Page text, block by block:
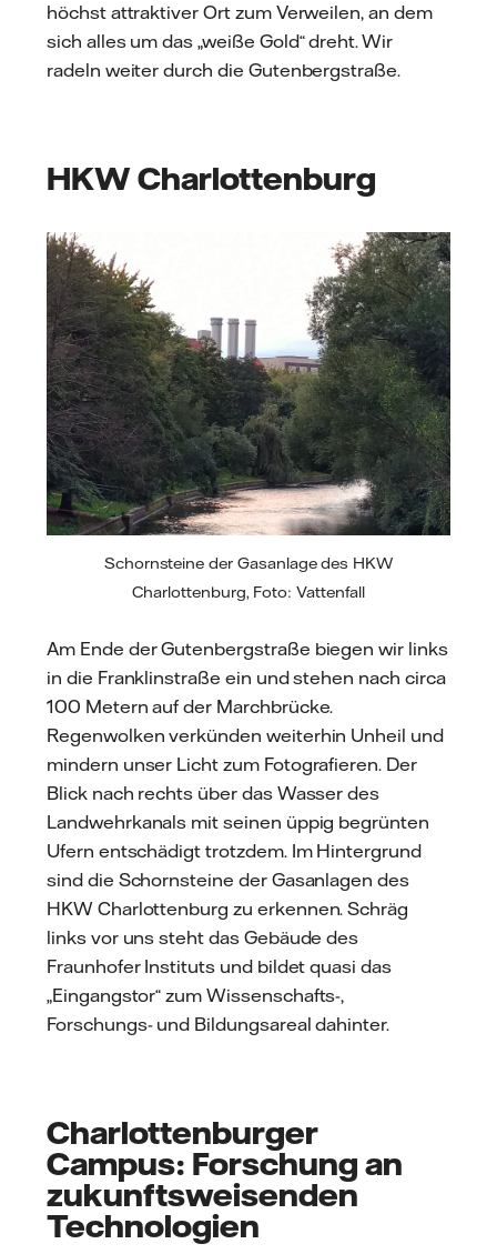
höchst attraktiver Ort zum Verweilen, an dem
sich alles um das „weiße Gold“ dreht. Wir
radeln weiter durch die Gutenbergstraße.
HKW Charlottenburg
Schornsteine der Gasanlage des HKW
Charlottenburg, Foto: Vattenfall
Am Ende der Gutenbergstraße biegen wir links
in die Franklinstraße ein und stehen nach circa
100 Metern auf der Marchbrücke.
Regenwolken verkünden weiterhin Unheil und
mindern unser Licht zum Fotografieren. Der
Blick nach rechts über das Wasser des
Landwehrkanals mit seinen üppig begrünten
Ufern entschädigt trotzdem. Im Hintergrund
sind die Schornsteine der Gasanlagen des
HKW Charlottenburg zu erkennen. Schräg
links vor uns steht das Gebäude des
Fraunhofer Instituts und bildet quasi das
„Eingangstor“ zum Wissenschafts-,
Forschungs- und Bildungsareal dahinter.
Charlottenburger
Campus: Forschung an
zukunftsweisenden
Technologien